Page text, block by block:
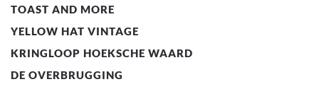
TOAST AND MORE
YELLOW HAT VINTAGE
KRINGLOOP HOEKSCHE WAARD
DE OVERBRUGGING